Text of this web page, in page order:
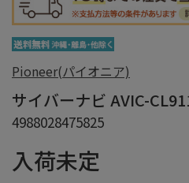
Pioneer(パイオニア)
サイバーナビ AVIC-
4988028475825
入荷未定